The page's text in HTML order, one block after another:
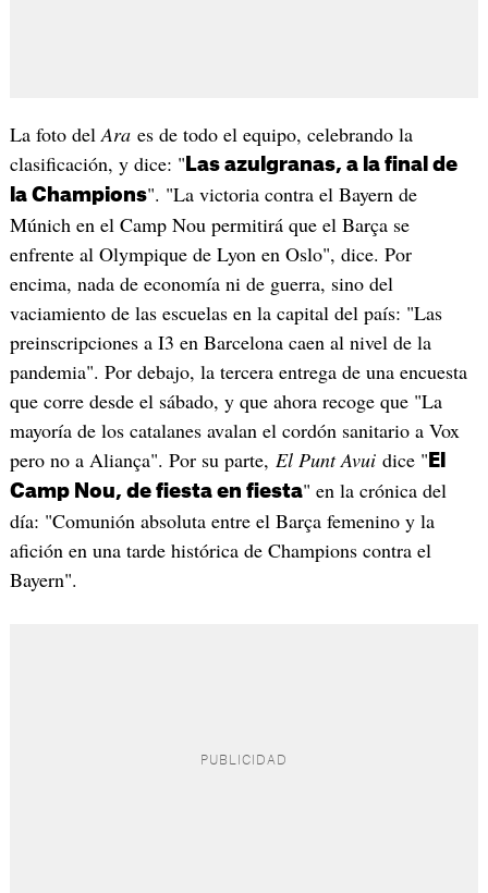
La foto delAraes de todo el equipo, celebrando la
clasificación, y dice: " Las azulgranas, a la final de
la Champions". "La victoria contra el Bayern de
Múnich en el Camp Nou permitirá que el Barça se
enfrente al Olympique de Lyon en Oslo", dice. Por
encima, nada de economía ni de guerra, sino del
vaciamiento de las escuelas en la capital del país: "Las
preinscripciones a I3 en Barcelona caen al nivel de la
pandemia". Por debajo, la tercera entrega de una encuesta
que corre desde el sábado, y que ahora recoge que "La
mayoría de los catalanes avalan el cordón sanitario a Vox
pero no a Aliança". Por su parte, El Punt Avuidice " El
Camp Nou, de fiesta en fiesta" en la crónica del
día: "Comunión absoluta entre el Barça femenino y la
afición en una tarde histórica de Champions contra el
Bayern".